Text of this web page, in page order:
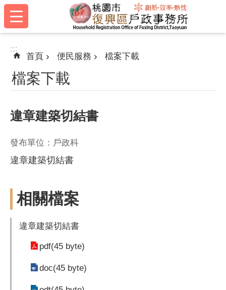
跳到主要內容區塊
:::
:::
首頁 便民服務 檔案下載
檔案下載
違章建築切結書
發布單位：戶政科
違章建築切結書
相關檔案
違章建築切結書
pdf(45 byte)
doc(45 byte)